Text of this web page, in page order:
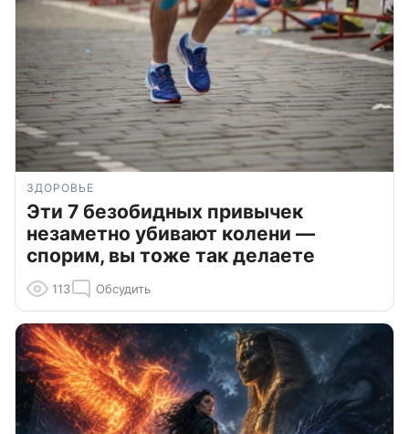
ЗДОРОВЬЕ
Эти 7 безобидных привычек
незаметно убивают колени —
спорим, вы тоже так делаете
113 Обсудить